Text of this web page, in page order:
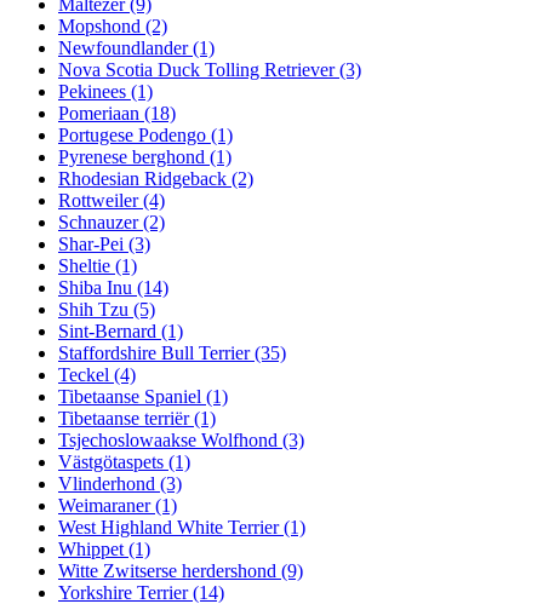
Mopshond (2)
Newfoundlander(1)
Nova Scotia Duck Tolling Retriever(3)
Pekinees (1)
Pomeriaan (18)
Portugese Podengo (1)
Pyrenese berghond (1)
Rhodesian Ridgeback (2)
Rottweiler(4)
Schnauzer(2)
Shar-Pei (3)
Sheltie (1)
Shiba Inu (14)
Shih Tzu (5)
Sint-Bernard (1)
Staffordshire Bull Terrier(35)
Teckel (4)
Tibetaanse Spaniel (1)
Tibetaanse terriër(1)
Tsjechoslowaakse Wolfhond (3)
Västgötaspets (1)
Vlinderhond (3)
Weimaraner(1)
West Highland White Terrier(1)
Whippet (1)
Witte Zwitserse herdershond (9)
Yorkshire Terrier(14)